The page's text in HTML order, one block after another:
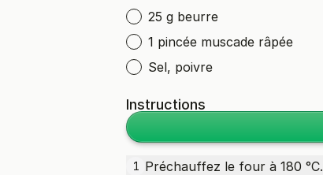
25 g beurre
1 pincée muscade râpée
Sel, poivre
Instructions
1 Préchauffez le four à 180 °C.